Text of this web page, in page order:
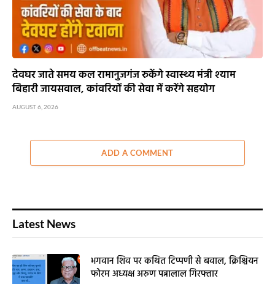
देवघर जाते समय कल रामानुजगंज रुकेंगे स्वास्थ्य मंत्री श्याम
बिहारी जायसवाल, कांवरियों की सेवा में करेंगे सहयोग
AUGUST 6, 2026
ADD A COMMENT
Latest News
भगवान शिव पर कथित टिप्पणी से बवाल, क्रिश्चियन
फोरम अध्यक्ष अरुण पन्नालाल गिरफ्तार